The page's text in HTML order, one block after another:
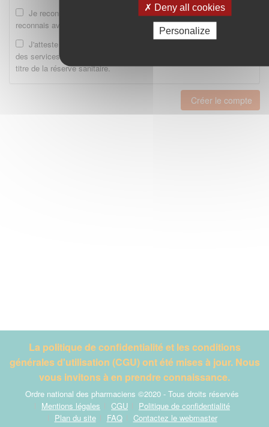
Deny all cookies
Personalize
Je reconnais avoir lu la Politique de confidentialité et je
reconnais avoir lu et accepté les CGU.
J'atteste être enregistré en tant qu'Etudiant ou Interne auprès
des services compétents de l'Ordre national des pharmaciens au
titre de la réserve sanitaire.
Créer le compte
La politique de confidentialité et les conditions
générales d'utilisation (CGU) ont été mises à jour. Nous
vous invitons à en prendre connaissance.
Ordre national des pharmaciens ©2020 - Tous droits réservés
Mentions légales
CGU
Politique de confidentialité
Plan du site
FAQ Contactez le webmaster